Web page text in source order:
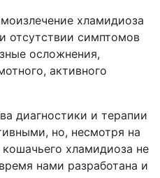
хламидиоза
отсутствии симптомов
осложнения,
активного
диагностики и терапии
но, несмотря на
хламидиоза не
нами разработана и